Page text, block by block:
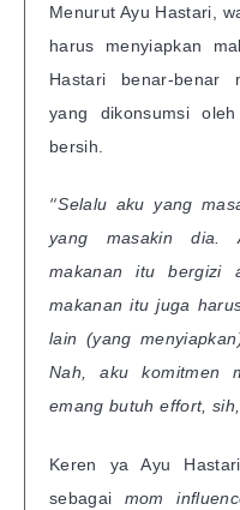
Menurut Ayu Hastari,
harus menyiapkan
Hastari benar-benar
yang dikonsumsi
bersih.
“Selalu aku yang
yang masakin dia.
makanan itu bergizi
makanan itu juga
lain (yang
Nah, aku komitmen
emang butuh effort,
Keren ya Ayu
sebagai mom